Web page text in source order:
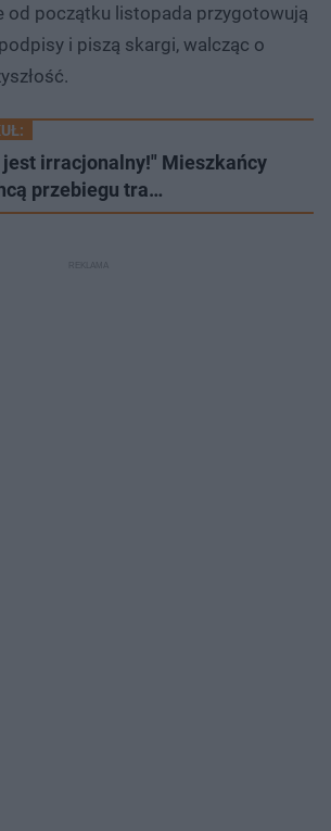
od początku listopada przygotowują
i piszą skargi, walcząc o
jest irracjonalny!" Mieszkańcy
przebiegu tra…